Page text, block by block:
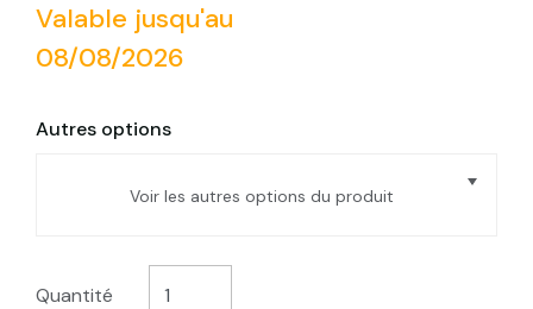
Valable jusqu'au
08/08/2026
Autres options
Voir les autres options du produit
Pare Vapeur QEM HYGROV+ Eco F18 90
Long 25m (25m²)
Quantité